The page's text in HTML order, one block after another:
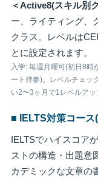
＜Active8(スキル別
ー、ライティング、
クラス。レベルは
とに設定されます。
入学: 毎週月曜可(初日8時
ート持参)。レベルチェッ
い2〜3ヶ月で1レベルアッ
■ IELTS対策コース
IELTSでハイスコア
ストの構造・出題意
カデミックな文章の